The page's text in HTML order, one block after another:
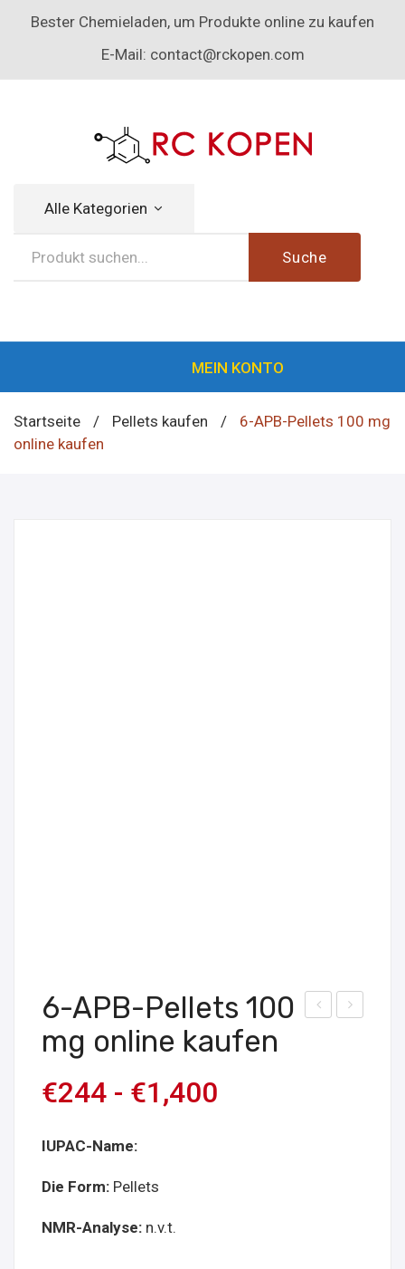
Bester Chemieladen, um Produkte online zu kaufen
E-Mail: contact@rckopen.com
Alle Kategorien
Suche
MEIN KONTO
Startseite / Pellets kaufen /
6-APB-Pellets 100 mg
online kaufen
6-APB-Pellets 100
mg online kaufen
€244 - €1,400
IUPAC-Name:
Die Form: Pellets
NMR-Analyse: n.v.t.